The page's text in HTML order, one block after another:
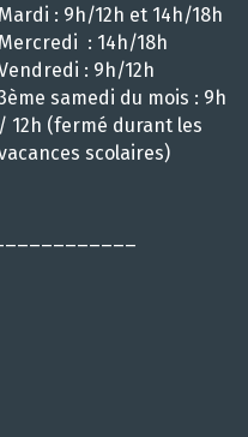
Mardi : 9h/12h et 14h/18h
Mercredi : 14h/18h
: 9h/12h
samedi du mois : 9h
/ 12h (fermé durant les
scolaires)